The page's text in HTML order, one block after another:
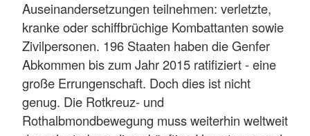
Auseinandersetzungen teilnehmen: verletzte,
kranke oder schiffbrüchige Kombattanten sowie
Zivilpersonen. 196 Staaten haben die Genfer
Abkommen bis zum Jahr 2015 ratifiziert - eine
große Errungenschaft. Doch dies ist nicht
genug. Die Rotkreuz- und
Rothalbmondbewegung muss weiterhin weltweit